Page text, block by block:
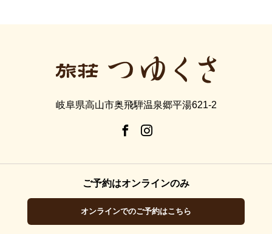
岐阜県高山市奥飛騨温泉郷平湯621-2
ご予約はオンラインのみ
オンラインでのご予約はこちら